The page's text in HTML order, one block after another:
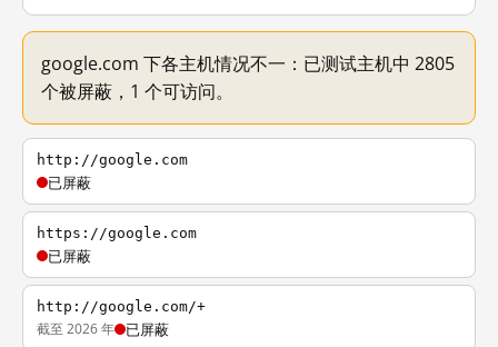
google.com 下各主机情况不一：已测试主机中 2805
个被屏蔽，1 个可访问。
http://google.com
已屏蔽
https://google.com
已屏蔽
http://google.com/+
截至 2026 年 已屏蔽